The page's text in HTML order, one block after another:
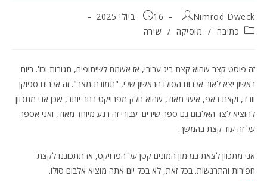
מחבר:
Nimrod Dweck פורסם:
16 ביולי 2025
קטגוריה:
כתיבה / מוסיקה / שירה
זה פוסט קצר שהוא קצת ביג עבורי, אז אשמח לשיתופים, תגובות וכו'. ביום
ראשון יצא לאור אלבום הסולו הראשון שלי, "תמונת מצב". זה אלבום ספוקן
וורד, וקצת ראפ, אישי מאוד, שהוא חלק מפרויקט רחב יותר, שכן אני מתכוון
להוציא לצד האלבום גם ספר שירים. עבורי זה רגע מיוחד מאוד, ואני אספר
על זה עוד קצת בהמשך.
אני מתכוון לצאת במימון המונים קטן על הפרויקט, אז תתכוננו לקצת
חפירות והתרגשות. בכל זאת, לא בכל יום אתה מוציא אלבום סולו.